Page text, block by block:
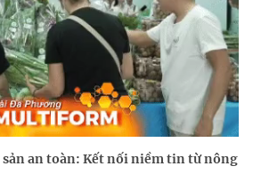
an toàn: Kết nối niềm tin từ nông